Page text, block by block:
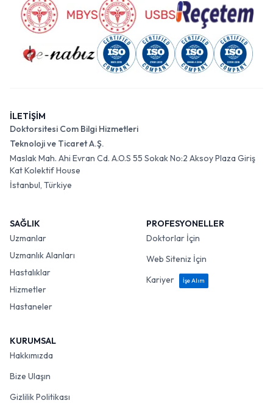
İLETİŞİM
Doktorsitesi Com Bilgi Hizmetleri
Teknoloji ve Ticaret A.Ş.
Maslak Mah. Ahi Evran Cd. A.O.S 55 Sokak No:2 Aksoy Plaza Giriş
Kat Kolektif House
İstanbul, Türkiye
SAĞLIK
Uzmanlar
Uzmanlık Alanları
Hastalıklar
Hizmetler
Hastaneler
PROFESYONELLER
Doktorlar İçin
Web Siteniz İçin
Kariyer
İşe Alım
KURUMSAL
Hakkımızda
Bize Ulaşın
Gizlilik Politikası